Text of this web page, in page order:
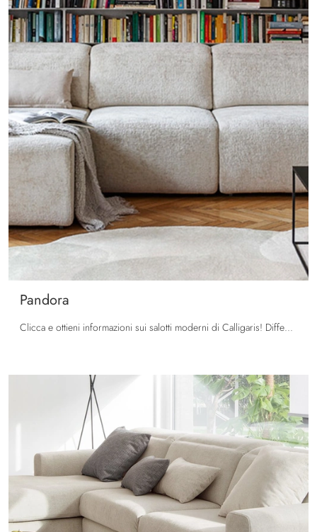
Pandora
Clicca e ottieni informazioni sui salotti moderni di Calligaris! Differenti modelli di divani, come Pandora, ti aspettano.